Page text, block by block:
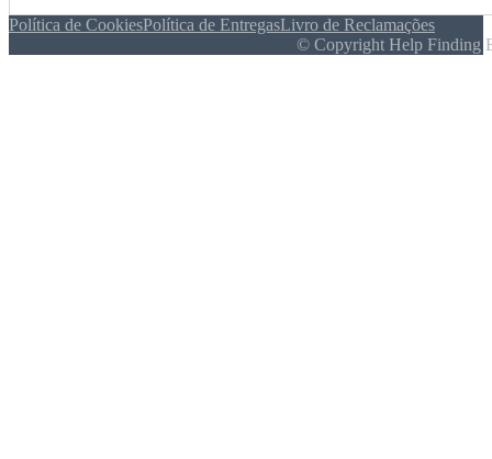
Política de CookiesPolítica de EntregasLivro de Reclamações
© Copyright Help Finding